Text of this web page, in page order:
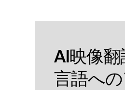
AI映像
言語へ